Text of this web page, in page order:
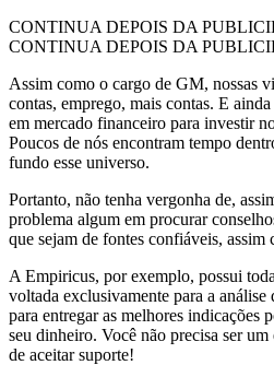
CONTINUA DEPOIS DA
CONTINUA DEPOIS DA
Assim como o cargo de GM, nossas
contas, emprego, mais contas. E
em mercado financeiro para investir
Poucos de nós encontram tempo
fundo esse universo.
Portanto, não tenha vergonha de,
problema algum em procurar
que sejam de fontes confiáveis, assim
A Empiricus, por exemplo, possui
voltada exclusivamente para a
para entregar as melhores indicações
seu dinheiro. Você não precisa ser
de aceitar suporte!